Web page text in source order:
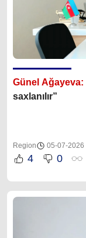
Günel Ağayeva:
saxlanılır”
Region 05-07-2026
4 0